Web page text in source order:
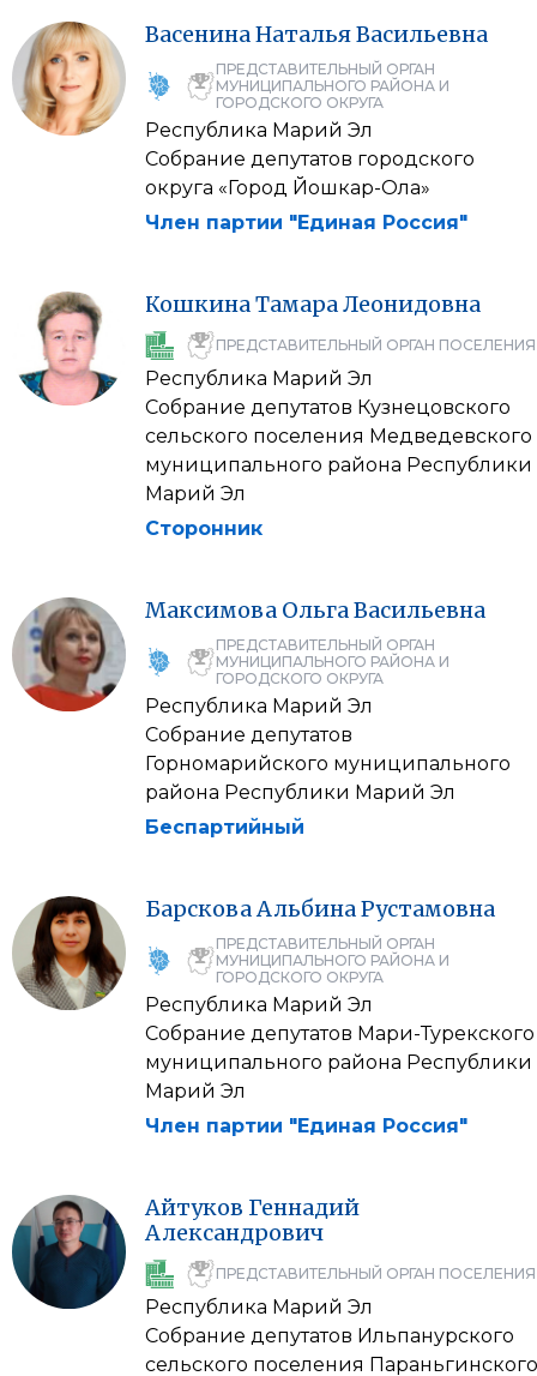
ВасенинаНатальяВасильевна
ПРЕДСТАВИТЕЛЬНЫЙ ОРГАН
МУНИЦИПАЛЬНОГО РАЙОНА И
ГОРОДСКОГО ОКРУГА
Республика Марий Эл
Собрание депутатов городского
округа «Город Йошкар-Ола»
Член партии "Единая Россия"
КошкинаТамараЛеонидовна
ПРЕДСТАВИТЕЛЬНЫЙ ОРГАН ПОСЕЛЕНИЯ
Республика Марий Эл
Собрание депутатов Кузнецовского
сельского поселения Медведевского
муниципального района Республики
Марий Эл
Сторонник
Максимова ОльгаВасильевна
ПРЕДСТАВИТЕЛЬНЫЙ ОРГАН
МУНИЦИПАЛЬНОГО РАЙОНА И
ГОРОДСКОГО ОКРУГА
Республика Марий Эл
Собрание депутатов
Горномарийского муниципального
района Республики Марий Эл
Беспартийный
БарсковаАльбинаРустамовна
ПРЕДСТАВИТЕЛЬНЫЙ ОРГАН
МУНИЦИПАЛЬНОГО РАЙОНА И
ГОРОДСКОГО ОКРУГА
Республика Марий Эл
Собрание депутатов Мари-Турекского
муниципального района Республики
Марий Эл
Член партии "Единая Россия"
Айтуков Геннадий
Александрович
ПРЕДСТАВИТЕЛЬНЫЙ ОРГАН ПОСЕЛЕНИЯ
Республика Марий Эл
Собрание депутатов Ильпанурского
сельского поселения Параньгинского